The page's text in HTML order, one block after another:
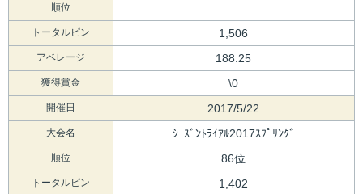
順位
トータルピン 1,506
アベレージ 188.25
獲得賞金 \0
開催日 2017/5/22
大会名 ｼｰｽﾞﾝﾄﾗｲｱﾙ2017ｽﾌﾟﾘﾝｸﾞ
順位 86位
トータルピン 1,402